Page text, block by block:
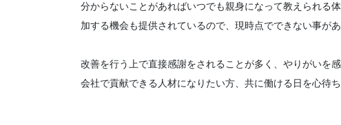
分からないことがあればいつでも親身になって教えられる
加する機会も提供されているので、現時点でできない事が
改善を行う上で直接感謝をされることが多く、やりがいを感
会社で貢献できる人材になりたい方、共に働ける日を心待ち